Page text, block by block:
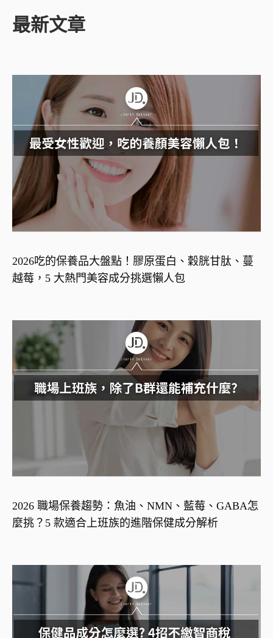
最新文章
2026吃的保養品大盤點！膠原蛋白、穀胱甘肽、蔓
越莓，5 大熱門美容成分挑選懶人包
2026 職場保養趨勢：魚油、NMN、藍莓、GABA怎
麼挑？5 款適合上班族的進階保健成分解析